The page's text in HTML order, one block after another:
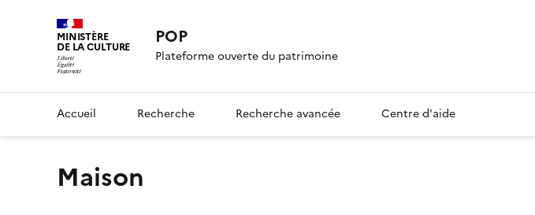
MINISTÈRE
DE LA CULTURE POP
Plateforme ouverte du patrimoine
Accueil Recherche Recherche avancée Centre d'aide
Maison